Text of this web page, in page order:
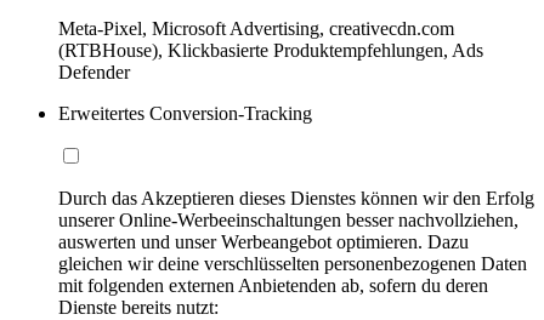
Meta-Pixel, Microsoft Advertising, creativecdn.com
(RTBHouse), Klickbasierte Produktempfehlungen, Ads
Defender
Erweitertes Conversion-Tracking
Durch das Akzeptieren dieses Dienstes können wir den Erfolg
unserer Online-Werbeeinschaltungen besser nachvollziehen,
auswerten und unser Werbeangebot optimieren. Dazu
gleichen wir deine verschlüsselten personenbezogenen Daten
mit folgenden externen Anbietenden ab, sofern du deren
Dienste bereits nutzt: